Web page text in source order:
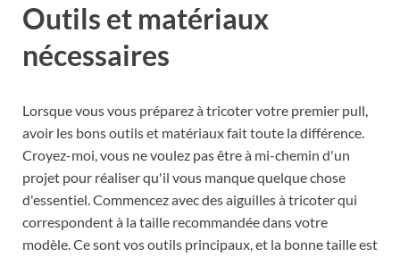
Outils et matériaux
nécessaires
Lorsque vous vous préparez à tricoter votre premier pull,
avoir les bons outils et matériaux fait toute la différence.
Croyez-moi, vous ne voulez pas être à mi-chemin d'un
projet pour réaliser qu'il vous manque quelque chose
d'essentiel. Commencez avec des aiguilles à tricoter qui
correspondent à la taille recommandée dans votre
modèle. Ce sont vos outils principaux, et la bonne taille est